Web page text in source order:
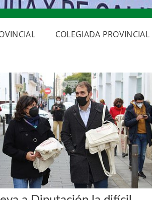
COLEGIADA PROVINCIAL